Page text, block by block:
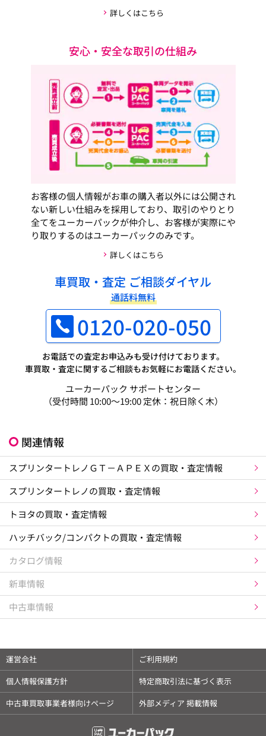
詳しくはこちら
安心・安全な取引の仕組み
お客様の個人情報がお車の購入者以外には公開され
ない新しい仕組みを採用しており、取引のやりとり
全てをユーカーパックが仲介し、お客様が実際にや
り取りするのはユーカーパックのみです。
詳しくはこちら
車買取・査定 ご相談ダイヤル
通話料無料
0120-020-050
お電話での査定お申込みも受け付けております。
車買取・査定に関するご相談もお気軽にお電話ください。
ユーカーパック サポートセンター
（受付時間 10:00～19:00 定休：祝日除く木）
関連情報
スプリンタートレノＧＴ－ＡＰＥＸの買取・査定情報
スプリンタートレノの買取・査定情報
トヨタの買取・査定情報
ハッチバック/コンパクトの買取・査定情報
カタログ情報
新車情報
中古車情報
運営会社
ご利用規約
個人情報保護方針
特定商取引法に基づく表示
中古車買取事業者様向けページ
外部メディア 掲載情報